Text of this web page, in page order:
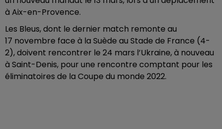
à Aix-en-Provence.
Les Bleus, dont le dernier match remonte au
17 novembre face à la Suède au Stade de France (4-
2), doivent rencontrer le 24 mars l’Ukraine, à nouveau
à Saint-Denis, pour une rencontre comptant pour les
éliminatoires de la Coupe du monde 2022.